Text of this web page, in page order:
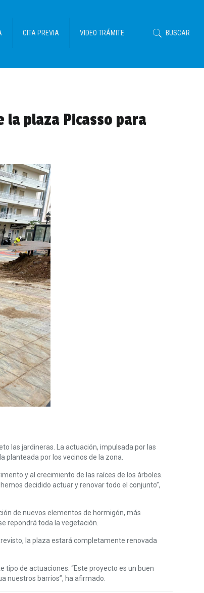
CITA PREVIA VIDEO TRÁMITE BUSCAR
plaza Picasso para
las jardineras. La actuación, impulsada por las
por los vecinos de la zona.
y al crecimiento de las raíces de los árboles.
decidido actuar y renovar todo el conjunto”,
de nuevos elementos de hormigón, más
repondrá toda la vegetación.
la plaza estará completamente renovada
tipo de actuaciones. “Este proyecto es un buen
nuestros barrios”, ha afirmado.